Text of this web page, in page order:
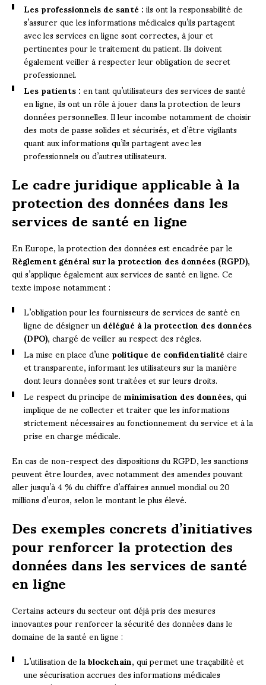
Les professionnels de santé :ils ont la responsabilité de
s’assurer que les informations médicales qu’ils partagent
avec les services en ligne sont correctes, à jour et
pertinentes pour le traitement du patient. Ils doivent
également veiller à respecter leur obligation de secret
professionnel.
Les patients :en tant qu’utilisateurs des services de santé
en ligne, ils ont un rôle à jouer dans la protection de leurs
données personnelles. Il leur incombe notamment de choisir
des mots de passe solides et sécurisés, et d’être vigilants
quant aux informations qu’ils partagent avec les
professionnels ou d’autres utilisateurs.
Le cadre juridique applicable à la
protection des données dans les
services de santé en ligne
En Europe, la protection des données est encadrée par le
Règlement général sur la protection des données (RGPD),
qui s’applique également aux services de santé en ligne. Ce
texte impose notamment :
L’obligation pour les fournisseurs de services de santé en
ligne de désigner undélégué à la protection des données
(DPO), chargé de veiller au respect des règles.
La mise en place d’unepolitique de confidentialitéclaire
et transparente, informant les utilisateurs sur la manière
dont leurs données sont traitées et sur leurs droits.
Le respect du principe deminimisation des données, qui
implique de ne collecter et traiter que les informations
strictement nécessaires au fonctionnement du service et à la
prise en charge médicale.
En cas de non-respect des dispositions du RGPD, les sanctions
peuvent être lourdes, avec notamment des amendes pouvant
aller jusqu’à 4 % du chiffre d’affaires annuel mondial ou 20
millions d’euros, selon le montant le plus élevé.
Des exemples concrets d’initiatives
pour renforcer la protection des
données dans les services de santé
en ligne
Certains acteurs du secteur ont déjà pris des mesures
innovantes pour renforcer la sécurité des données dans le
domaine de la santé en ligne :
L’utilisation de lablockchain, qui permet une traçabilité et
une sécurisation accrues des informations médicales